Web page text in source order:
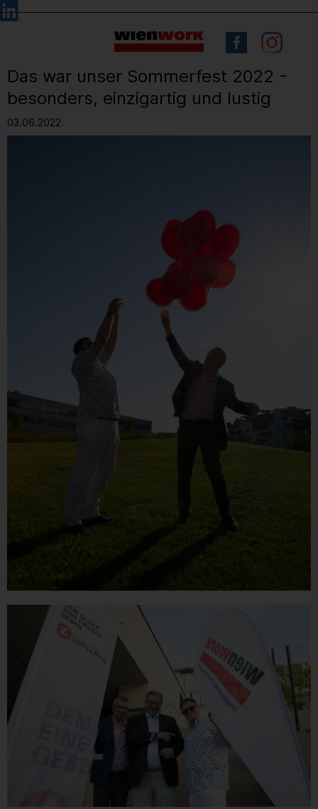
Barrierefreie
Bedienung
Sprachauswahl
Das war unser Sommerfest 2022 -
besonders, einzigartig und lustig
03.06.2022